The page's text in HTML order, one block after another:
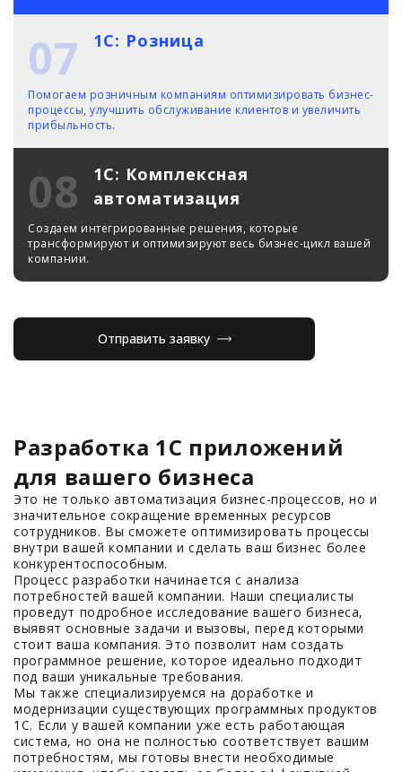
1С: Розница
07
Помогаем розничным компаниям оптимизировать бизнес-
процессы, улучшить обслуживание клиентов и увеличить
прибыльность.
1С: Комплексная
автоматизация
08
Создаем интегрированные решения, которые
трансформируют и оптимизируют весь бизнес-цикл вашей
компании.
Отправить заявку
Разработка 1С приложений
для вашего бизнеса
Это не только автоматизация бизнес-процессов, но и
значительное сокращение временных ресурсов
сотрудников. Вы сможете оптимизировать процессы
внутри вашей компании и сделать ваш бизнес более
конкурентоспособным.
Процесс разработки начинается с анализа
потребностей вашей компании. Наши специалисты
проведут подробное исследование вашего бизнеса,
выявят основные задачи и вызовы, перед которыми
стоит ваша компания. Это позволит нам создать
программное решение, которое идеально подходит
под ваши уникальные требования.
Мы также специализируемся на доработке и
модернизации существующих программных продуктов
1С. Если у вашей компании уже есть работающая
система, но она не полностью соответствует вашим
потребностям, мы готовы внести необходимые